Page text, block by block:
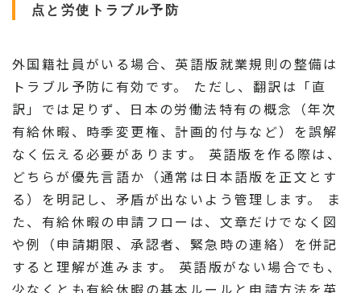
点と労使トラブル予防
外国籍社員がいる場合、英語版就業規則の整備は
トラブル予防に有効です。 ただし、翻訳は「直
訳」では足りず、日本の労働法特有の概念（年次
有給休暇、時季変更権、計画的付与など）を誤解
なく伝える必要があります。 英語版を作る際は、
どちらが優先言語か（通常は日本語版を正文とす
る）を明記し、矛盾が出ないよう管理します。 ま
た、有給休暇の申請フローは、文章だけでなく図
や例（申請期限、承認者、緊急時の連絡）を併記
すると理解が進みます。 英語版がない場合でも、